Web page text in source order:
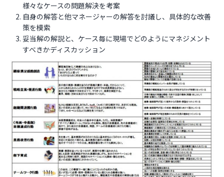
様々なケースの問題解決を考案
自身の解答と他マネージャーの解答を討議し、具体的な改善
策を模索
妥当解の解説と、ケース毎に現場でどのようにマネジメント
すべきかディスカッション